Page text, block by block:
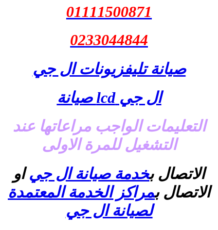
01111500871
0233044844
صيانة تليفزيونات ال جي
ال جي lcd صيانة
التعليمات الواجب مراعاتها عند
التشغيل للمرة الاولى
الاتصال بخدمة صيانة ال جياو
الاتصال بمراكز الخدمة المعتمدة
لصيانة ال جي